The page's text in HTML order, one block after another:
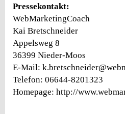
Pressekontakt:
WebMarketingCoach
Kai Bretschneider
Appelsweg 8
36399 Nieder-Moos
E-Mail:
Telefon: 06644-8201323
Homepage: http://